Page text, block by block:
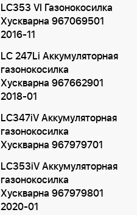
LC353 VI Газонокосилка
Хускварна 967069501
2016-11
LC 247Li Аккумуляторная
газонокосилка
Хускварна 967662901
2018-01
LC347iV Аккумуляторная
газонокосилка
Хускварна 967979701
LC353iV Аккумуляторная
газонокосилка
Хускварна 967979801
2020-01